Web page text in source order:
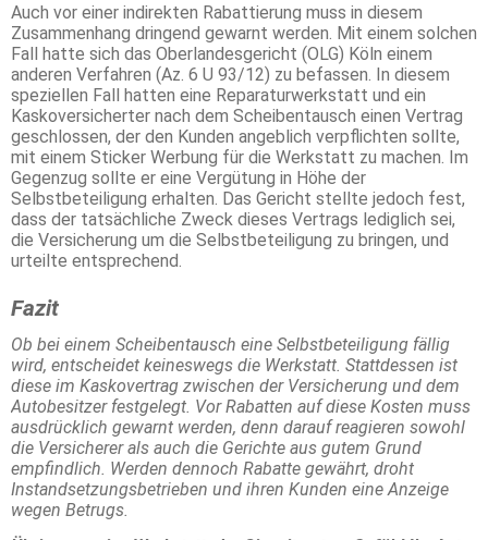
Auch vor einer indirekten Rabattierung muss in diesem
Zusammenhang dringend gewarnt werden. Mit einem solchen
Fall hatte sich das Oberlandesgericht (OLG) Köln einem
anderen Verfahren (Az. 6 U 93/12) zu befassen. In diesem
speziellen Fall hatten eine Reparaturwerkstatt und ein
Kaskoversicherter nach dem Scheibentausch einen Vertrag
geschlossen, der den Kunden angeblich verpflichten sollte,
mit einem Sticker Werbung für die Werkstatt zu machen. Im
Gegenzug sollte er eine Vergütung in Höhe der
Selbstbeteiligung erhalten. Das Gericht stellte jedoch fest,
dass der tatsächliche Zweck dieses Vertrags lediglich sei,
die Versicherung um die Selbstbeteiligung zu bringen, und
urteilte entsprechend.
Fazit
Ob bei einem Scheibentausch eine Selbstbeteiligung fällig
wird, entscheidet keineswegs die Werkstatt. Stattdessen ist
diese im Kaskovertrag zwischen der Versicherung und dem
Autobesitzer festgelegt. Vor Rabatten auf diese Kosten muss
ausdrücklich gewarnt werden, denn darauf reagieren sowohl
die Versicherer als auch die Gerichte aus gutem Grund
empfindlich. Werden dennoch Rabatte gewährt, droht
Instandsetzungsbetrieben und ihren Kunden eine Anzeige
wegen Betrugs.